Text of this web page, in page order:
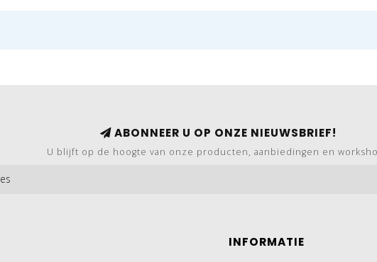
ABONNEER U OP ONZE NIEUWSBRIEF!
U blijft op de hoogte van onze producten, aanbiedingen en
INFORMATIE